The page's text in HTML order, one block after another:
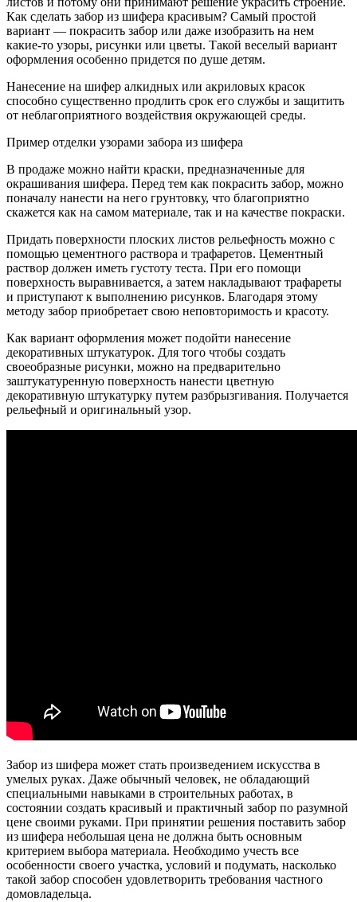
Как сделать забор из шифера красивым? Самый простой
вариант — покрасить забор или даже изобразить на нем
какие-то узоры, рисунки или цветы. Такой веселый вариант
оформления особенно придется по душе детям.
Нанесение на шифер алкидных или акриловых красок
способно существенно продлить срок его службы и защитить
от неблагоприятного воздействия окружающей среды.
Пример отделки узорами забора из шифера
В продаже можно найти краски, предназначенные для
окрашивания шифера. Перед тем как покрасить забор, можно
поначалу нанести на него грунтовку, что благоприятно
скажется как на самом материале, так и на качестве покраски.
Придать поверхности плоских листов рельефность можно с
помощью цементного раствора и трафаретов. Цементный
раствор должен иметь густоту теста. При его помощи
поверхность выравнивается, а затем накладывают трафареты
и приступают к выполнению рисунков. Благодаря этому
методу забор приобретает свою неповторимость и красоту.
Как вариант оформления может подойти нанесение
декоративных штукатурок. Для того чтобы создать
своеобразные рисунки, можно на предварительно
заштукатуренную поверхность нанести цветную
декоративную штукатурку путем разбрызгивания. Получается
рельефный и оригинальный узор.
Забор из шифера может стать произведением искусства в
умелых руках. Даже обычный человек, не обладающий
специальными навыками в строительных работах, в
состоянии создать красивый и практичный забор по разумной
цене своими руками. При принятии решения поставить забор
из шифера небольшая цена не должна быть основным
критерием выбора материала. Необходимо учесть все
особенности своего участка, условий и подумать, насколько
такой забор способен удовлетворить требования частного
домовладельца.